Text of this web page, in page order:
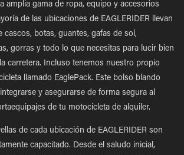
amplia gama de ropa, equipo y accesorios
de las ubicaciones de EAGLERIDER llevan
cascos, botas, guantes, gafas de sol,
gorras y todo lo que necesitas para lucir bien
carretera. Incluso tenemos nuestro propio
llamado EaglePack. Este bolso blando
y asegurarse de forma segura al
de tu motocicleta de alquiler.
de cada ubicación de EAGLERIDER son
capacitado. Desde el saludo inicial,